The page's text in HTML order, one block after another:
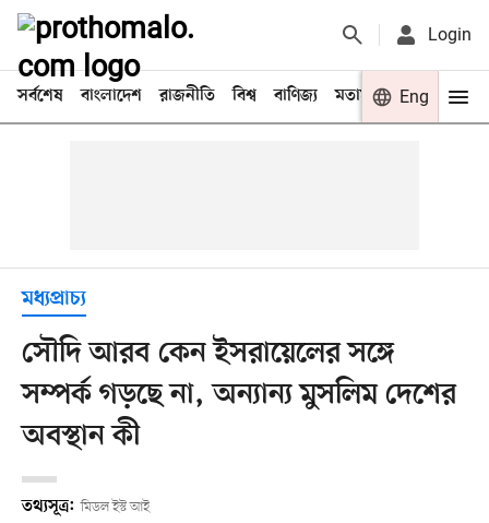
Login
সর্বশেষ বাংলাদেশ রাজনীতি বিশ্ব বাণিজ্য মতামত খেলা
Eng
মধ্যপ্রাচ্য
সৌদি আরব কেন ইসরায়েলের সঙ্গে
সম্পর্ক গড়ছে না, অন্যান্য মুসলিম দেশের
অবস্থান কী
তথ্যসূত্র: মিডল ইস্ট আই